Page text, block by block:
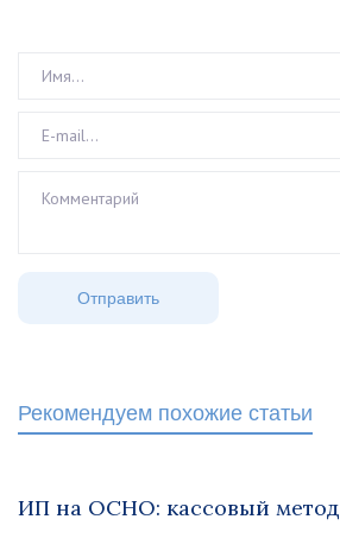
Рекомендуем похожие статьи
ИП на ОСНО: кассовый метод